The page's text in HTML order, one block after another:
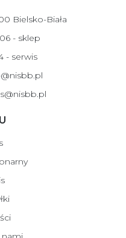
Bielsko-Biała
- sklep
- serwis